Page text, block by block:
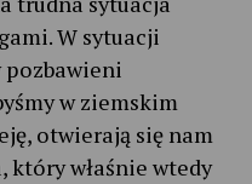
W sytuacji
pozbawieni
w ziemskim
otwierają się nam
który właśnie wtedy